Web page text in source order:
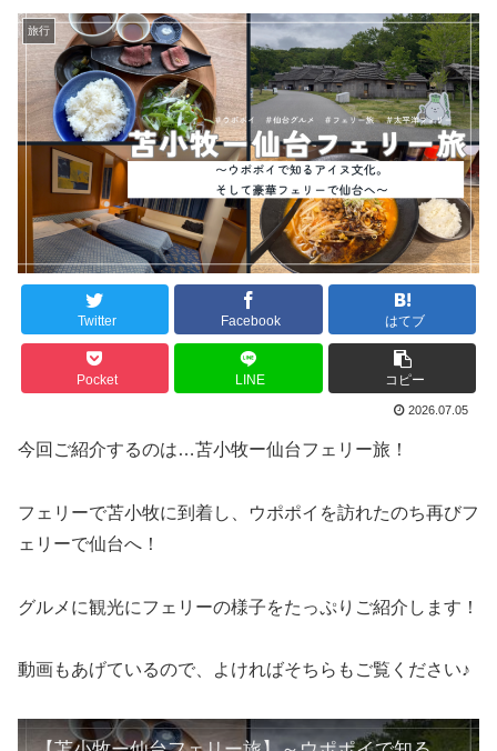
旅行
Twitter Facebook はてブ
Pocket LINE コピー
2026.07.05
今回ご紹介するのは…苫小牧ー仙台フェリー旅！
フェリーで苫小牧に到着し、ウポポイを訪れたのち再びフ
ェリーで仙台へ！
グルメに観光にフェリーの様子をたっぷりご紹介します！
動画もあげているので、よければそちらもご覧ください♪